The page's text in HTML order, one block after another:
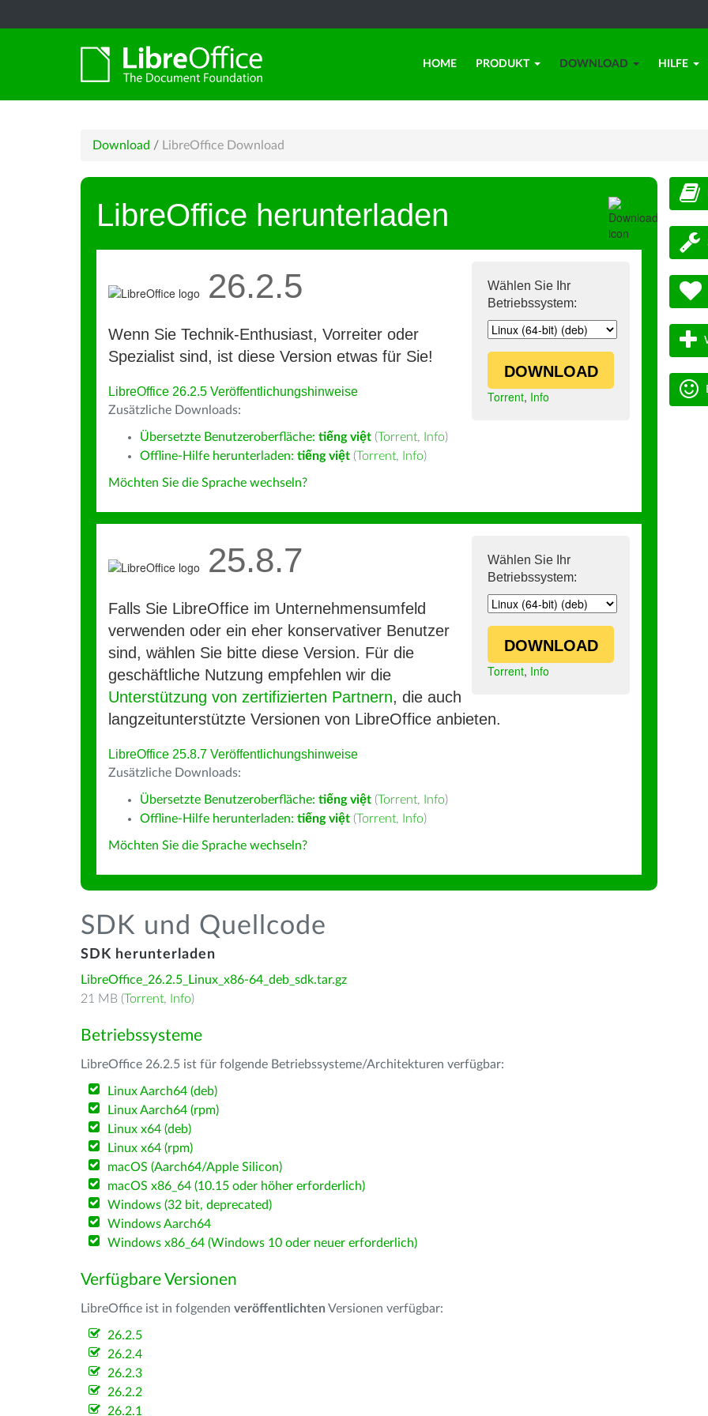
HOME PRODUKT DOWNLOAD HILFE
Download / LibreOffice Download
LibreOffice herunterladen
Wählen Sie Ihr
Betriebssystem:
DOWNLOAD
Torrent, Info
26.2.5
Wenn Sie Technik-Enthusiast, Vorreiter oder
Spezialist sind, ist diese Version etwas für Sie!
LibreOffice 26.2.5 Veröffentlichungshinweise
Zusätzliche Downloads:
Übersetzte Benutzeroberfläche: tiếng việt (Torrent, Info)
Offline-Hilfe herunterladen: tiếng việt (Torrent, Info)
Möchten Sie die Sprache wechseln?
Wählen Sie Ihr
Betriebssystem:
DOWNLOAD
Torrent, Info
25.8.7
Falls Sie LibreOffice im Unternehmensumfeld
verwenden oder ein eher konservativer Benutzer
sind, wählen Sie bitte diese Version. Für die
geschäftliche Nutzung empfehlen wir die
Unterstützung von zertifizierten Partnern, die auch
langzeitunterstützte Versionen von LibreOffice anbieten.
LibreOffice 25.8.7 Veröffentlichungshinweise
Zusätzliche Downloads:
Übersetzte Benutzeroberfläche: tiếng việt (Torrent, Info)
Offline-Hilfe herunterladen: tiếng việt (Torrent, Info)
Möchten Sie die Sprache wechseln?
SDK und Quellcode
SDK herunterladen
LibreOffice_26.2.5_Linux_x86-64_deb_sdk.tar.gz
21 MB (Torrent, Info)
Betriebssysteme
LibreOffice 26.2.5 ist für folgende Betriebssysteme/Architekturen verfügbar:
Linux Aarch64 (deb)
Linux Aarch64 (rpm)
Linux x64 (deb)
Linux x64 (rpm)
macOS (Aarch64/Apple Silicon)
macOS x86_64 (10.15 oder höher erforderlich)
Windows (32 bit, deprecated)
Windows Aarch64
Windows x86_64 (Windows 10 oder neuer erforderlich)
Verfügbare Versionen
LibreOffice ist in folgenden veröffentlichten Versionen verfügbar:
26.2.5
26.2.4
26.2.3
26.2.2
26.2.1